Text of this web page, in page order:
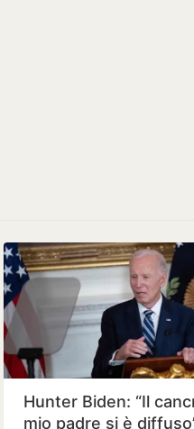
Hunter Biden: “Il
mio padre si è